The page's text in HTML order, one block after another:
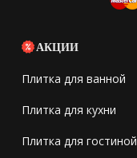
АКЦИИ
Плитка для ванной
Плитка для кухни
Плитка для гостиной